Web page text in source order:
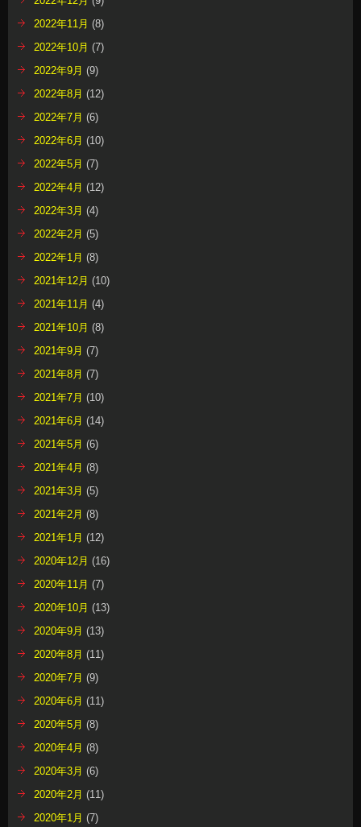
2022年11月 (8)
2022年10月 (7)
2022年9月 (9)
2022年8月 (12)
2022年7月 (6)
2022年6月 (10)
2022年5月 (7)
2022年4月 (12)
2022年3月 (4)
2022年2月 (5)
2022年1月 (8)
2021年12月 (10)
2021年11月 (4)
2021年10月 (8)
2021年9月 (7)
2021年8月 (7)
2021年7月 (10)
2021年6月 (14)
2021年5月 (6)
2021年4月 (8)
2021年3月 (5)
2021年2月 (8)
2021年1月 (12)
2020年12月 (16)
2020年11月 (7)
2020年10月 (13)
2020年9月 (13)
2020年8月 (11)
2020年7月 (9)
2020年6月 (11)
2020年5月 (8)
2020年4月 (8)
2020年3月 (6)
2020年2月 (11)
2020年1月 (7)